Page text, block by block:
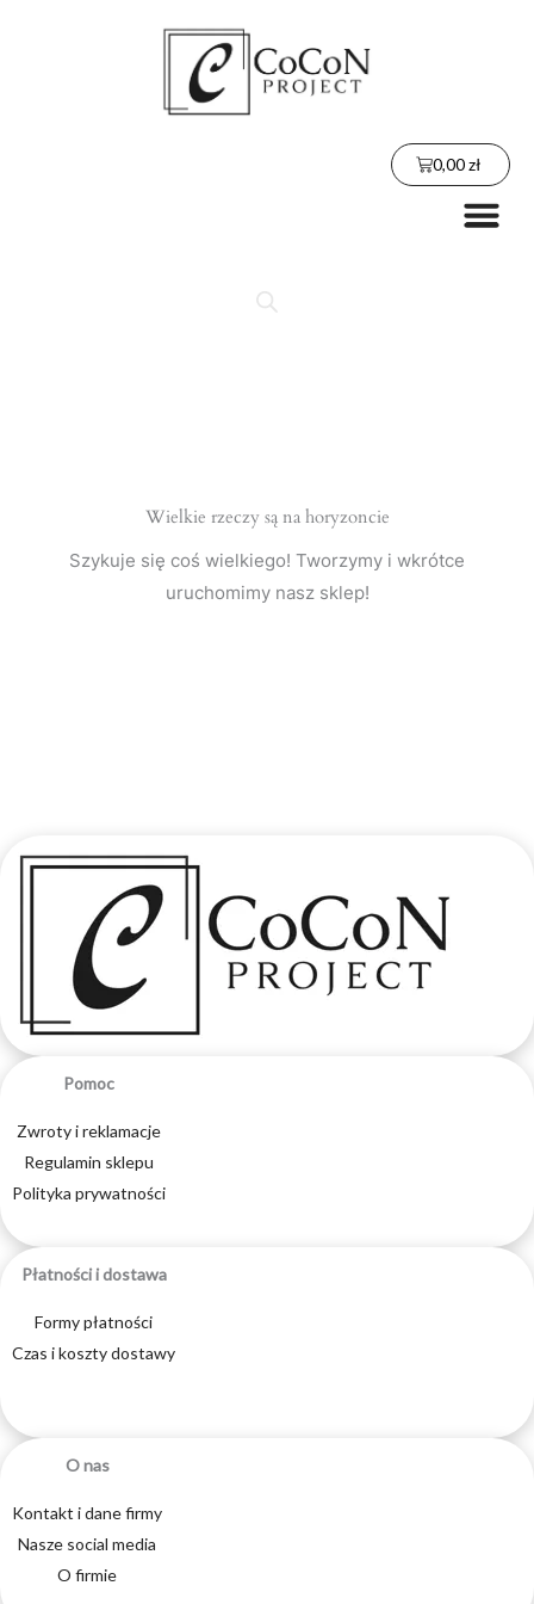
0,00zł
Wózek
Wielkie rzeczy są na horyzoncie
Szykuje się coś wielkiego! Tworzymy i wkrótce
uruchomimy nasz sklep!
Pomoc
Zwroty i reklamacje
Regulamin sklepu
Polityka prywatności
Płatności i dostawa
Formy płatności
Czas i koszty dostawy
O nas
Kontakt i dane firmy
Nasze social media
O firmie